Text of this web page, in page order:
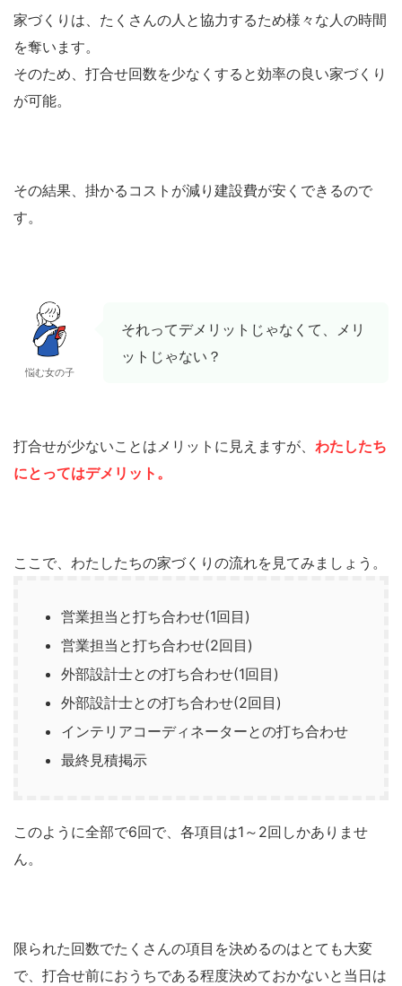
家づくりは、たくさんの人と協力するため様々な人の時間
を奪います。
そのため、打合せ回数を少なくすると効率の良い家づくり
が可能。
その結果、掛かるコストが減り建設費が安くできるので
す。
悩む女の子
それってデメリットじゃなくて、メリ
ットじゃない？
打合せが少ないことはメリットに見えますが、 わたしたち
にとってはデメリット。
ここで、わたしたちの家づくりの流れを見てみましょう。
営業担当と打ち合わせ(1回目)
営業担当と打ち合わせ(2回目)
外部設計士との打ち合わせ(1回目)
外部設計士との打ち合わせ(2回目)
インテリアコーディネーターとの打ち合わせ
最終見積掲示
このように全部で6回で、各項目は1～2回しかありませ
ん。
限られた回数でたくさんの項目を決めるのはとても大変
で、打合せ前におうちである程度決めておかないと当日は